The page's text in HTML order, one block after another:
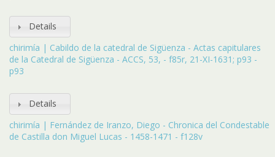
Details
chirimía | Cabildo de la catedral de Sigüenza - Actas capitulares
de la Catedral de Sigüenza - ACCS, 53, - f85r, 21-XI-1631; p93 -
p93
Details
chirimía | Fernández de Iranzo, Diego - Chronica del Condestable
de Castilla don Miguel Lucas - 1458-1471 - f128v